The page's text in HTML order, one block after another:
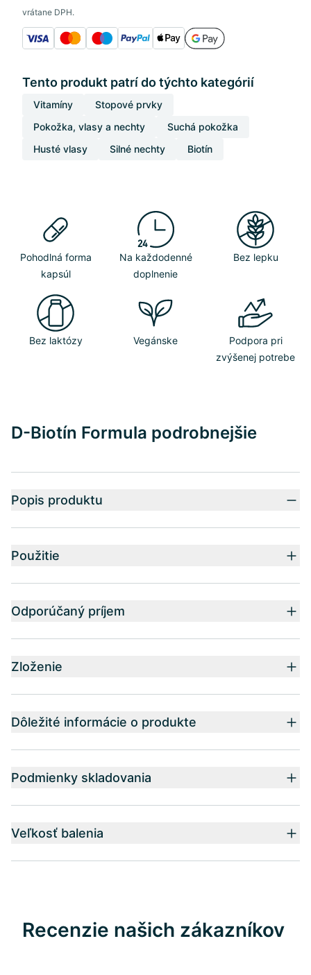
vrátane DPH.
Tento produkt patrí do týchto kategórií
Vitamíny
Stopové prvky
Pokožka, vlasy a nechty
Suchá pokožka
Husté vlasy
Silné nechty Biotín
Pohodlná forma
kapsúl
Na každodenné
doplnenie
Bez lepku
Bez laktózy Vegánske
Podpora pri
zvýšenej potrebe
D-Biotín Formula podrobnejšie
Popis produktu
Použitie
Odporúčaný príjem
Zloženie
Dôležité informácie o produkte
Podmienky skladovania
Veľkosť balenia
Recenzie našich zákazníkov